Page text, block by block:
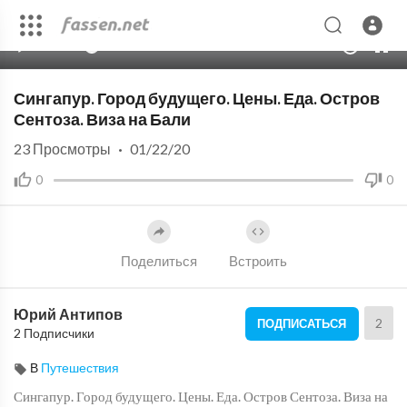
Сингапур. Город будущего. Цены. Еда. Остров
Сентоза. Виза на Бали
0 0
23 Просмотры · 01/22/20
Поделиться Встроить
Юрий Антипов
2 Подписчики
ПОДПИСАТЬСЯ 2
В Путешествия
Сингапур. Город будущего. Цены. Еда. Остров Сентоза. Виза на